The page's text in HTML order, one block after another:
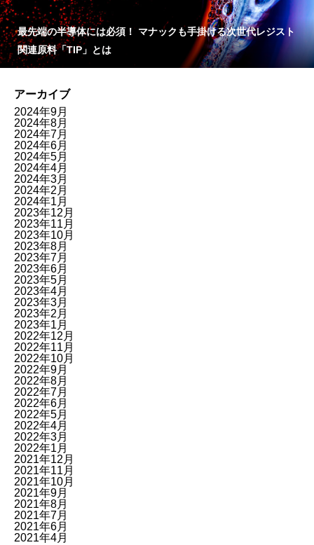
最先端の半導体には必須！ マナックも手掛ける次世代レジスト
関連原料「TIP」とは
アーカイブ
2024年9月
2024年8月
2024年7月
2024年6月
2024年5月
2024年4月
2024年3月
2024年2月
2024年1月
2023年12月
2023年11月
2023年10月
2023年8月
2023年7月
2023年6月
2023年5月
2023年4月
2023年3月
2023年2月
2023年1月
2022年12月
2022年11月
2022年10月
2022年9月
2022年8月
2022年7月
2022年6月
2022年5月
2022年4月
2022年3月
2022年1月
2021年12月
2021年11月
2021年10月
2021年9月
2021年8月
2021年7月
2021年6月
2021年4月